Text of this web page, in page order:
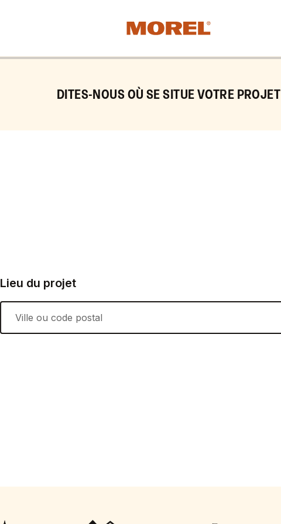
DITES-NOUS OÙ SE SITUE VOTRE PROJET
Lieu du projet